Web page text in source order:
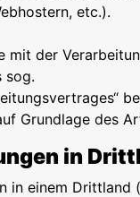
etc.).
mit der
sog.
Grundlage des
in
in einem Drittland